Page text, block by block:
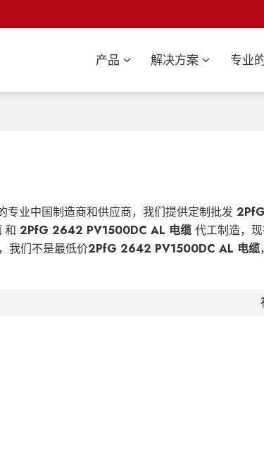
产品 解决方案 专业
专业中国制造商和供应商，我们提供定制批发
和2PfG 2642 PV1500DC AL 电缆 代工制造，
我们不是最低价2PfG 2642 PV1500DC AL 电缆